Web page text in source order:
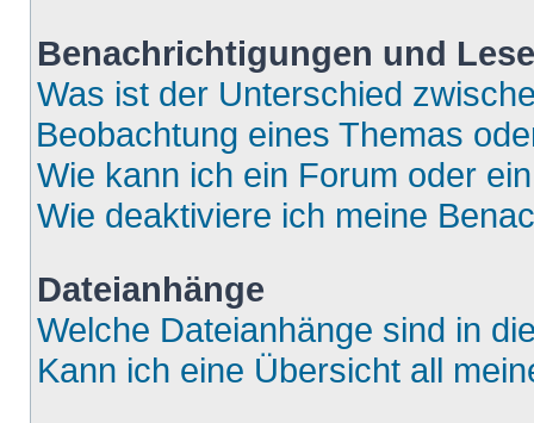
Benachrichtigungen und
Was ist der Unterschied
Beobachtung eines Themas
Wie kann ich ein Forum oder
Wie deaktiviere ich meine
Dateianhänge
Welche Dateianhänge sind in
Kann ich eine Übersicht all